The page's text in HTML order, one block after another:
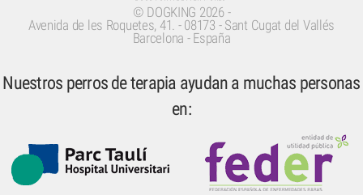
© DOGKING 2026 -
Avenida de les Roquetes, 41. - 08173 - Sant Cugat del Vallés
Barcelona - España
Nuestros perros de terapia ayudan a muchas personas
en: